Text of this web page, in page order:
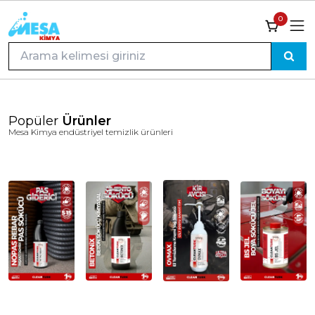
0
Popüler Ürünler
Mesa Kimya endüstriyel temizlik ürünleri